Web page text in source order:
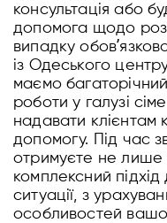
консультація або
допомога щодо
випадку
із Одеського
маємо
роботи у галузі
надавати клієнтам
допомогу. Під час
отримуєте не лише
комплексний
ситуації, з
особливостей